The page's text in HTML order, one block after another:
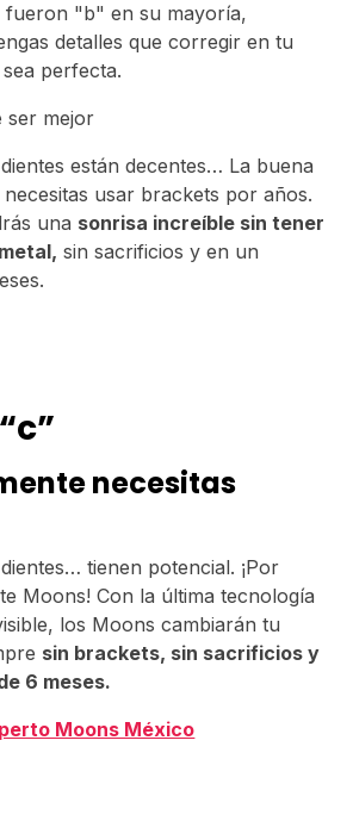
fueron "b" en su mayoría,
detalles que corregir en tu
perfecta.
ser mejor
están decentes… La buena
usar brackets por años.
una sonrisa increíble sin tener
sin sacrificios y en un
necesitas
tienen potencial. ¡Por
Moons! Con la última tecnología
los Moons cambiarán tu
sin brackets, sin sacrificios y
6 meses.
Moons México